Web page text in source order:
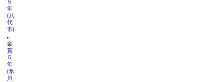
５
年
(八
代
市)
金
賞
５
年
(氷
川